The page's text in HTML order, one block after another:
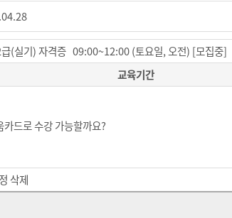
급(실기) 자격증 09:00~12:00 (토요일, 오전) [모집중]
교육기간
드로 수강 가능할까요?
삭제